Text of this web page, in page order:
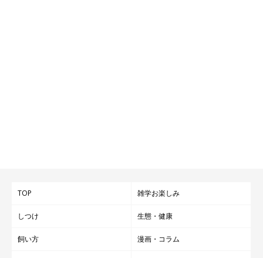
TOP 雑学お楽しみ
しつけ 生態・健康
飼い方 漫画・コラム